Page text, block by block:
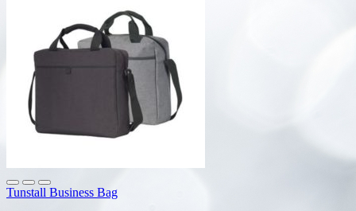
Tunstall Business Bag